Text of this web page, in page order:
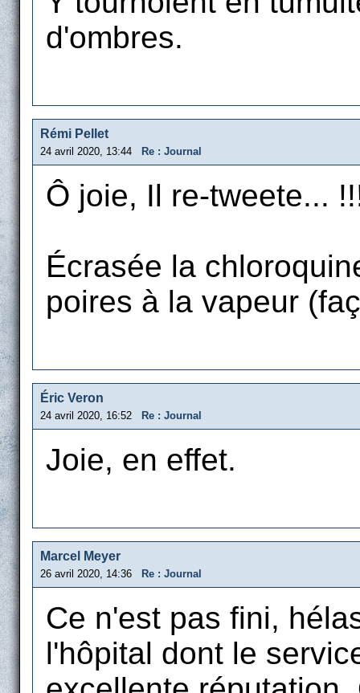
d'ombres.
Rémi Pellet
24 avril 2020, 13:44 Re : Journal
Ô joie, Il re-tweete...
Écrasée la
poires à la vapeur
Éric Veron
24 avril 2020, 16:52 Re : Journal
Joie, en effet.
Marcel Meyer
26 avril 2020, 14:36 Re : Journal
Ce n'est pas fini,
l'hôpital dont le